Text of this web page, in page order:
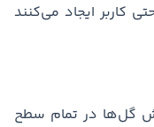
کاربر ایجاد می‌کنند
گل‌ها در تمام سطح